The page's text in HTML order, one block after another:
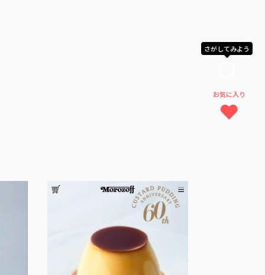
さがしてみよう
お気に入り